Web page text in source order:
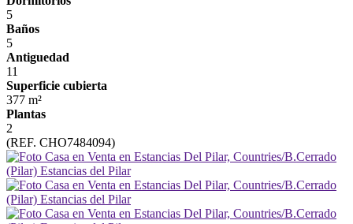
5
Baños
5
Antiguedad
11
Superficie cubierta
377 m²
Plantas
2
(REF. CHO7484094)